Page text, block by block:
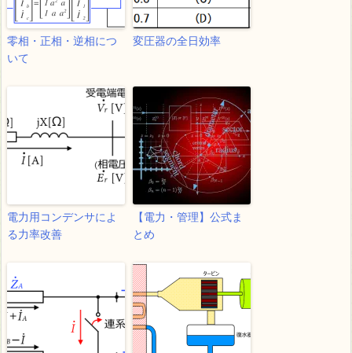
零相・正相・逆相につ
いて
変圧器の全日効率
電力用コンデンサによ
る力率改善
【電力・管理】公式ま
とめ